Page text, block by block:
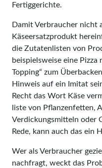
Fertiggerichte.
Damit Verbraucher nicht
Käseersatzprodukt
die Zutatenlisten von
beispielsweise eine Pizza
Topping“ zum
Hinweis auf ein Imitat
Recht das Wort Käse
liste von Pflanzenfetten,
Verdickungsmitteln oder
Rede, kann auch das ein
Wer als Verbraucher
nachfragt, weckt das